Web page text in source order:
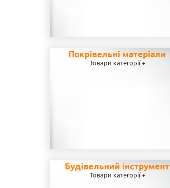
Покрівельні матеріали
Товари категорії +
Будівельний інструмент
Товари категорії +